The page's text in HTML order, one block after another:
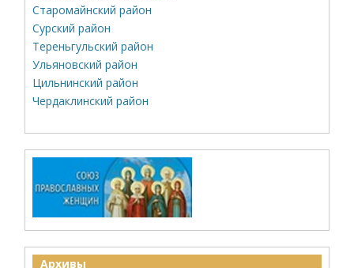
Старомайнский район
Сурский район
Тереньгульский район
Ульяновский район
Цильнинский район
Чердаклинский район
Архивы